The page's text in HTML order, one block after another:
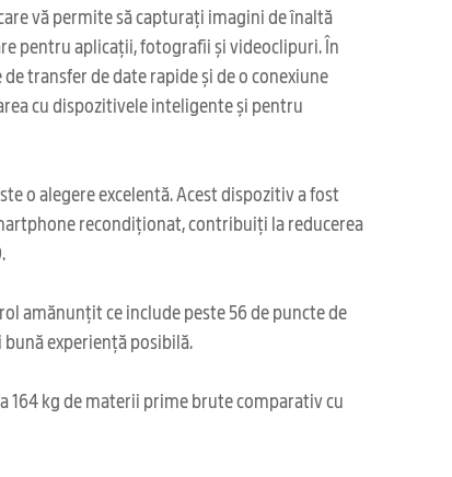
vă permite să capturați imagini de înaltă
pentru aplicații, fotografii și videoclipuri. În
transfer de date rapide și de o conexiune
cu dispozitivele inteligente și pentru
o alegere excelentă. Acest dispozitiv a fost
recondiționat, contribuiți la reducerea
amănunțit ce include peste 56 de puncte de
experiență posibilă.
164 kg de materii prime brute comparativ cu